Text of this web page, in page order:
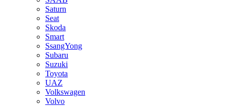
Saturn
Seat
Skoda
Smart
SsangYong
Subaru
Suzuki
Toyota
UAZ
Volkswagen
Volvo